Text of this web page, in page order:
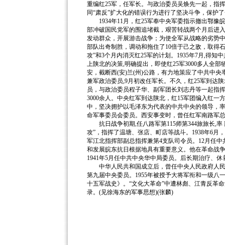
重编红25军，任军长。与政治委员吴焕先一起，指
同“肃反”扩大化的错误行为进行了坚决斗争，保护
1934年11月，红25军奉中央军委指示撤出鄂豫
部冲破国民党军的围追堵截，艰苦转战两个月后进
发动群众，开展游击战争；为使全军从战略的劣势
部队出奇制胜，调动和拖住了10倍于己之敌，取得
攻”和3个月内消灭红25军的计划。1935年7月,得知
上陕北的决策,明确提出，即使红25军3000多人全
安，截断西(安)兰(州)公路，有力地策应了中共中
兼军政治委员,9月初改任军长。不久，红25军到达
员，与政治委员程子华、副军团长刘志丹等一起指
3000余人。中央红军到达陕北，红15军团编入红一
中，坚决拥护以毛泽东为代表的中共中央的领导，
命军事委员会委员。西安事变时，曾任红军南路军
抗日战争初期,任八路军第115师第344旅旅长,率
攻”，指挥了温塘、张店、町店等战斗。1938年6月
军江北指挥部副总指挥兼第4支队司令员。12月任
和发展皖东抗日根据地具有重要意义。他在革命战
1941年5月任中共中央华中局委员。后长期治疗、休
中华人民共和国成立后，曾任中央人民政府人民
第九届中央委员。1955年被授予大将军衔和一级八
十五军战史》。“文化大革命”中遭林彪、江青反革
录。(见徐海东的军事思想)(张麟)